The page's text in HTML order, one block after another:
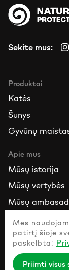
Sekite mus:
Produktai
Katės
Šunys
Gyvūnų
Apie mus
Mūsų istorija
Mūsų vertybės
Mūsų
Ištekliai
Susisiekite su
Dažniausiai
Mes
patirtį šioje
paskelbta:
Priimti visus